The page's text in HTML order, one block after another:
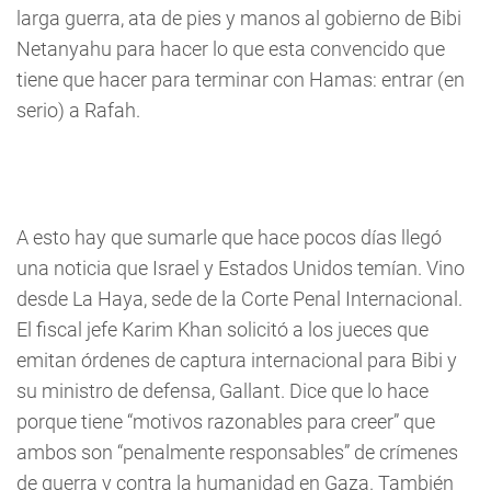
larga guerra, ata de pies y manos al gobierno de Bibi
Netanyahu para hacer lo que esta convencido que
tiene que hacer para terminar con Hamas: entrar (en
serio) a Rafah.
A esto hay que sumarle que hace pocos días llegó
una noticia que Israel y Estados Unidos temían. Vino
desde La Haya, sede de la Corte Penal Internacional.
El fiscal jefe Karim Khan solicitó a los jueces que
emitan órdenes de captura internacional para Bibi y
su ministro de defensa, Gallant. Dice que lo hace
porque tiene “motivos razonables para creer” que
ambos son “penalmente responsables” de crímenes
de guerra y contra la humanidad en Gaza. También